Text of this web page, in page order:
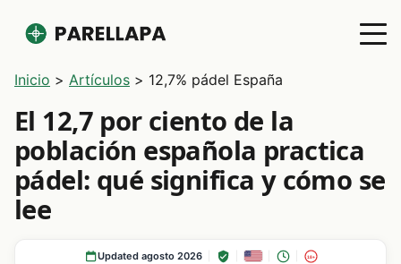
Inicio > Artículos > 12,7% pádel España
El 12,7 por ciento de la
población española practica
pádel: qué significa y cómo se
lee
Updated agosto 2026 18+